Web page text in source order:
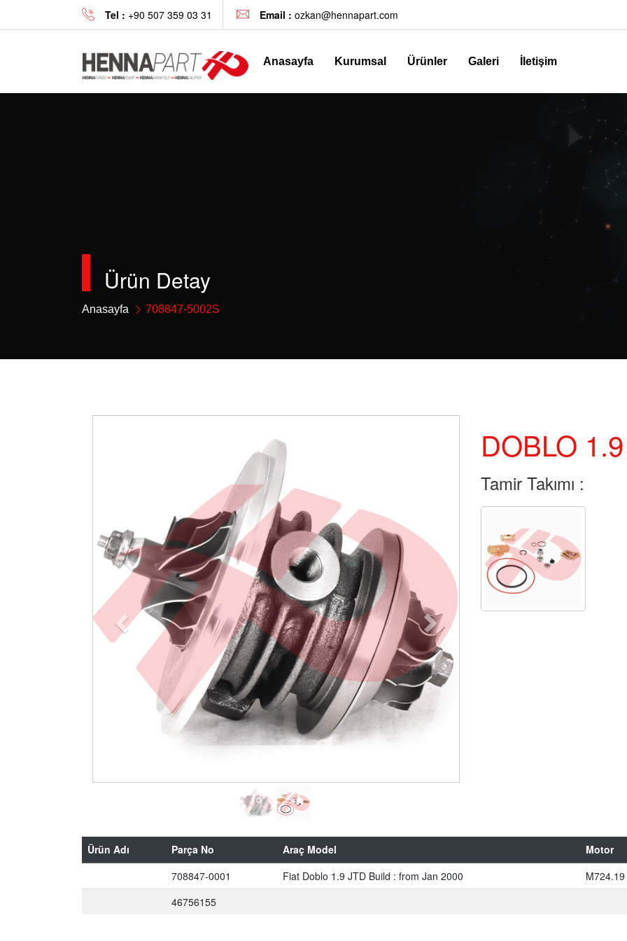
Tel : +90 507 359 03 31 Email : ozkan@hennapart.com
Anasayfa Kurumsal Ürünler Galeri İletişim
Ürün Detay
Anasayfa 708847-5002S
DOBLO
Tamir Takımı :
Ürün Adı Parça No Araç Model
Motor
708847-0001
Fiat Doblo 1.9 JTD Build : from Jan 2000
46756155